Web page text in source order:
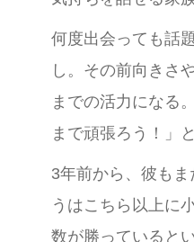
何度出会っても話
し。その前向きさ
までの活力になる
まで頑張ろう！」
3年前から、彼も
うはこちら以上に
数が勝っているとい